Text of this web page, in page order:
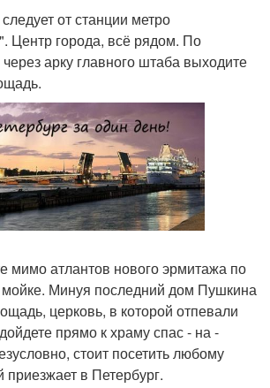
от станции метро
Центр города, всё рядом. По
арку главного штаба выходите
мимо атлантов нового эрмитажа по
мойке. Минуя последний дом Пушкина
церковь, в которой отпевали
прямо к храму спас - на -
стоит посетить любому
приезжает в Петербург.